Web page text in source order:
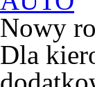
Nowy
Dla